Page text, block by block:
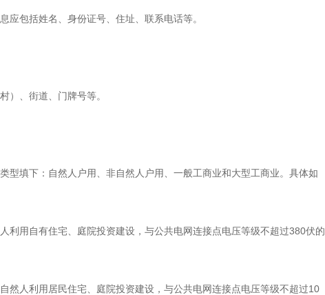
应包括姓名、身份证号、住址、联系电话等。
）、街道、门牌号等。
型填下：自然人户用、非自然人户用、一般工商业和大型工商业。具体如
利用自有住宅、庭院投资建设，与公共电网连接点电压等级不超过380伏的
然人利用居民住宅、庭院投资建设，与公共电网连接点电压等级不超过10